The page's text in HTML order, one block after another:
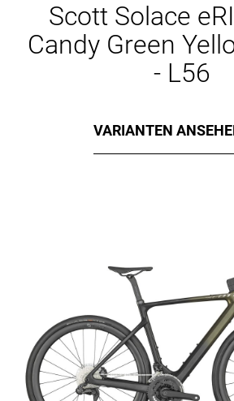
Scott Solace
Candy Green
- L56
VARIANTEN